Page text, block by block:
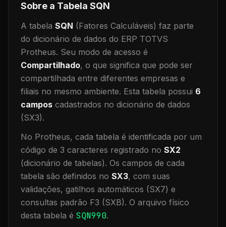
Sobre a Tabela SQN
A tabela SQN (Fatores Calculáveis) faz parte
do dicionário de dados do ERP TOTVS
Protheus. Seu modo de acesso é
Compartilhado, o que significa que pode ser
compartilhada entre diferentes empresas e
filiais no mesmo ambiente. Esta tabela possui 6
campos cadastrados no dicionário de dados
(SX3).
No Protheus, cada tabela é identificada por um
código de 3 caracteres registrado no SX2
(dicionário de tabelas). Os campos de cada
tabela são definidos no SX3, com suas
validações, gatilhos automáticos (SX7) e
consultas padrão F3 (SXB). O arquivo físico
desta tabela é SQN990.